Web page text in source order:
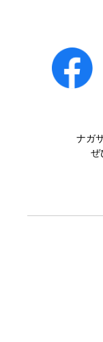
ナガ
ぜ